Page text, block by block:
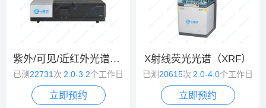
紫外/可见/近红外光谱（UV/VIS/NIR）
已测 22731 次 2.0-3.2个工作日
立即预约
X射线荧光光谱（XRF）
已测 20615次 2.0-4.0个工作日
立即预约